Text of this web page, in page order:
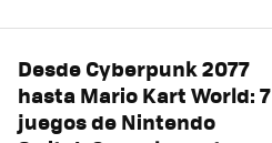
Desde Cyberpunk 2077
hasta Mario Kart World: 7
juegos de Nintendo